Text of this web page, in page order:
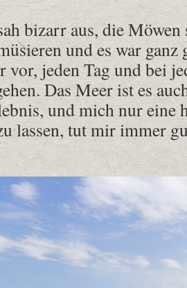
bizarr aus, die Möwen
und es war
vor, jeden Tag und bei
Das Meer ist es
und mich nur eine
lassen, tut mir immer